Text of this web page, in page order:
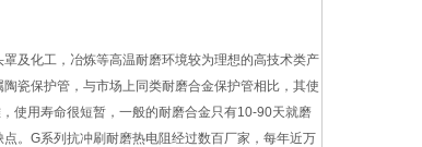
及化工，冶炼等高温耐磨环境较为理想的高技术类产
瓷保护管，与市场上同类耐磨合金保护管相比，其使
使用寿命很短暂，一般的耐磨合金只有10-90天就磨
。G系列抗冲刷耐磨热电阻经过数百厂家，每年近万